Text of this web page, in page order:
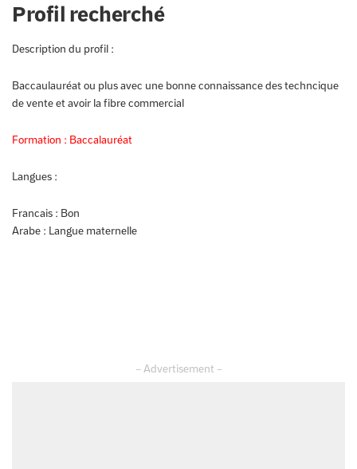
Profil recherché
Description du profil :
Baccaulauréat ou plus avec une bonne connaissance des techncique
de vente et avoir la fibre commercial
Formation : Baccalauréat
Langues :
Francais : Bon
Arabe : Langue maternelle
– Advertisement –